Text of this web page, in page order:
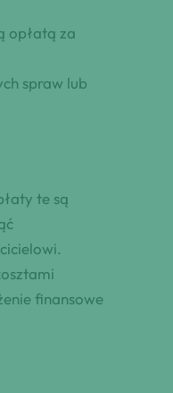
opłatą za
spraw lub
te są
finansowe